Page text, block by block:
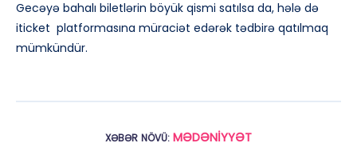
Gecəyə bahalı biletlərin böyük qismi satılsa da, hələ də
iticket platformasına müraciət edərək tədbirə qatılmaq
mümkündür.
XƏBƏR NÖVÜ: MƏDƏNİYYƏT